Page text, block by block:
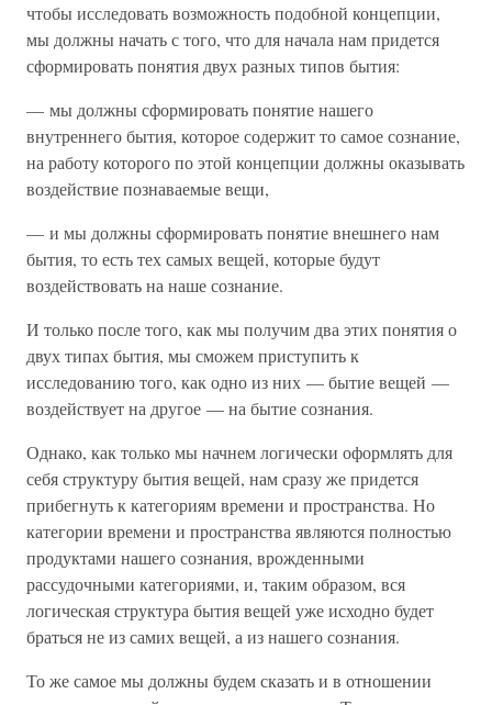
чтобы исследовать возможность подобной концепции,
мы должны начать с того, что для начала нам придется
сформировать понятия двух разных типов бытия:
— мы должны сформировать понятие нашего
внутреннего бытия, которое содержит то самое сознание,
на работу которого по этой концепции должны оказывать
воздействие познаваемые вещи,
— и мы должны сформировать понятие внешнего нам
бытия, то есть тех самых вещей, которые будут
воздействовать на наше сознание.
И только после того, как мы получим два этих понятия о
двух типах бытия, мы сможем приступить к
исследованию того, как одно из них — бытие вещей —
воздействует на другое — на бытие сознания.
Однако, как только мы начнем логически оформлять для
себя структуру бытия вещей, нам сразу же придется
прибегнуть к категориям времени и пространства. Но
категории времени и пространства являются полностью
продуктами нашего сознания, врожденными
рассудочными категориями, и, таким образом, вся
логическая структура бытия вещей уже исходно будет
браться не из самих вещей, а из нашего сознания.
То же самое мы должны будем сказать и в отношении